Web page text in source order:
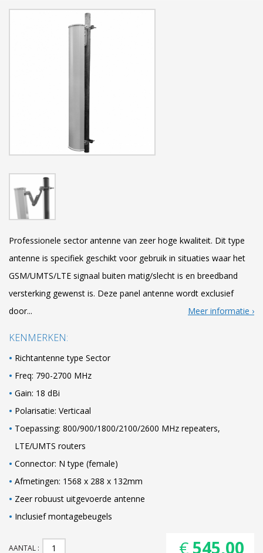
Professionele sector antenne van zeer hoge kwaliteit. Dit type
antenne is specifiek geschikt voor gebruik in situaties waar het
GSM/UMTS/LTE signaal buiten matig/slecht is en breedband
versterking gewenst is. Deze panel antenne wordt exclusief
door...
Meer informatie
KENMERKEN:
Richtantenne type Sector
Freq: 790-2700 MHz
Gain: 18 dBi
Polarisatie: Verticaal
Toepassing: 800/900/1800/2100/2600 MHz repeaters,
LTE/UMTS routers
Connector: N type (female)
Afmetingen: 1568 x 288 x 132mm
Zeer robuust uitgevoerde antenne
Inclusief montagebeugels
AANTAL € 545,00